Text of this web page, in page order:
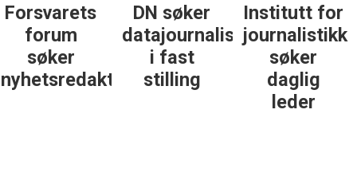
DN søker
datajournalist
i fast
stilling
Institutt for
journalistikk
søker
daglig
DN søker
some-
journalist